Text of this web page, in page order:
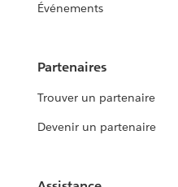
Événements
Partenaires
Trouver un partenaire
Devenir un partenaire